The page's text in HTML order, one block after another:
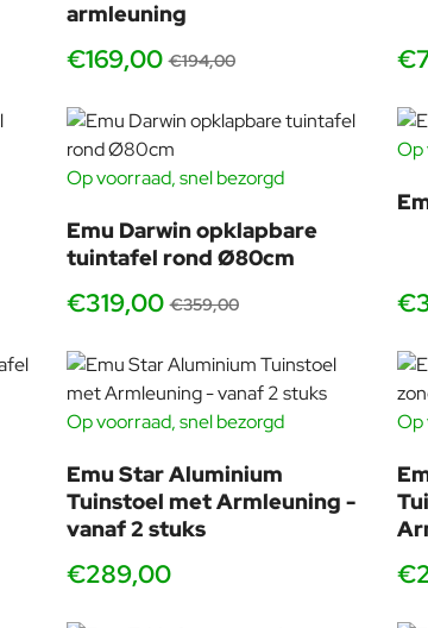
160x90. Ook de lounge-items maken Star
Star stoel met armleuningen
Emu Star barkruk
Emu Star tuinbanken
Star sfeer ook in lounge doortrekken? Combineer
loungestoelen deStar lounge sofa
van de constructie én de afwerking:
die tegen een stootje kan en er na jaren
is meestal genoeg. Voor plekken dicht
mooi blijft.
armleuning
€169,00 €194,00
Op voorraad, snel bezorgd
Emu Darwin opklapbare
tuintafel rond Ø80cm
€319,00 €359,00
Op
Op voorraad, snel bezorgd
Emu Star Aluminium
Tuinstoel met Armleuning -
vanaf 2 stuks
€289,00
Op